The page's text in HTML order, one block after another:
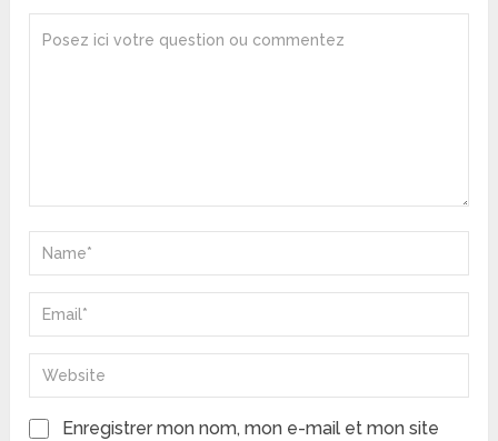
Enregistrer mon nom, mon e-mail et mon site